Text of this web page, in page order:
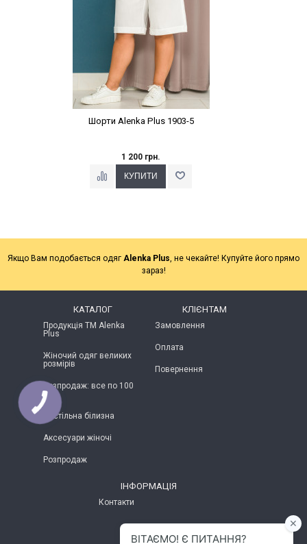
Шорти Alenka Plus 1903-5
1 200 грн.
Якщо Вам подобається одяг Alenka Plus , не чекайте! Купуйте його прямо
зараз!
КАТАЛОГ
Продукція ТМ Alenka
Plus
Жіночий одяг великих
розмірів
Розпродаж: все по 100
грн
Постільна білизна
Аксесуари жіночі
Розпродаж
КЛІЄНТАМ
Замовлення
Оплата
Повернення
ІНФОРМАЦІЯ
Контакти